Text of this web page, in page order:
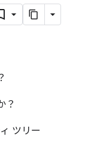
？
ツリー